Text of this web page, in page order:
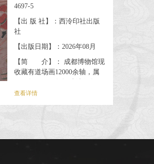
4697-5
【出 版 社】：西泠印社出版
社
【出版日期】：2026年08月
【简 介】： 成都博物馆现
收藏有道场画12000余轴，属
成。道场画是一种在中国传统
查看详情